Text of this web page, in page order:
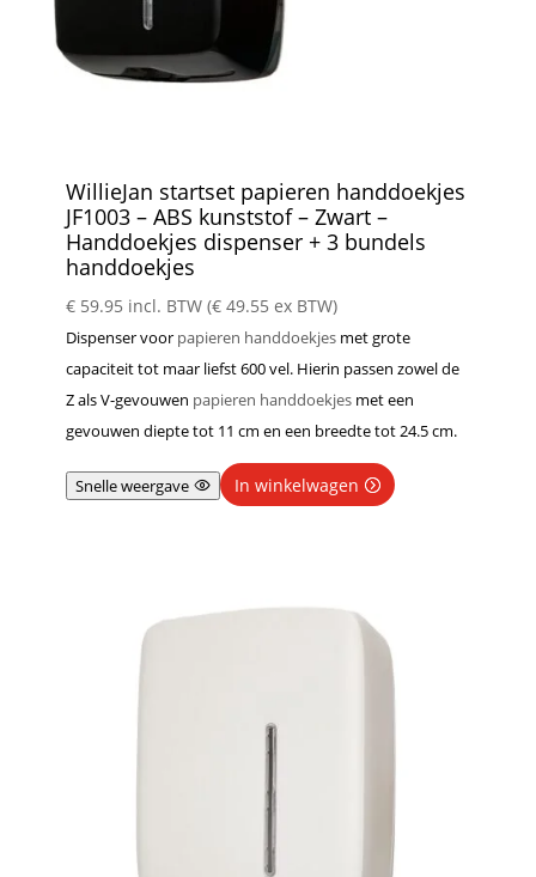
WillieJan startset papieren handdoekjes
JF1003 – ABS kunststof – Zwart –
Handdoekjes dispenser + 3 bundels
handdoekjes
€59.95 incl. BTW (€49.55 ex BTW)
Dispenser voor papieren handdoekjesmet grote
capaciteit tot maar liefst 600 vel. Hierin passen zowel de
Z als V-gevouwen papieren handdoekjesmet een
gevouwen diepte tot 11 cm en een breedte tot 24.5 cm.
Snelle weergave In winkelwagen